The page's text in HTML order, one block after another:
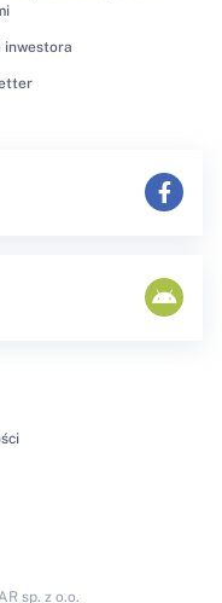
inwestora
sp. z o.o.